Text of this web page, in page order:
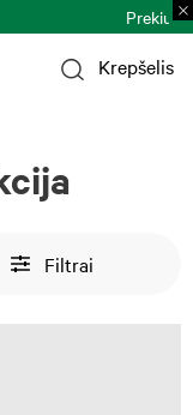
Krepšelis
Filtrai